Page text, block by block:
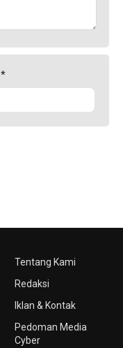
*
Tentang Kami
Redaksi
Iklan & Kontak
Pedoman Media
Cyber